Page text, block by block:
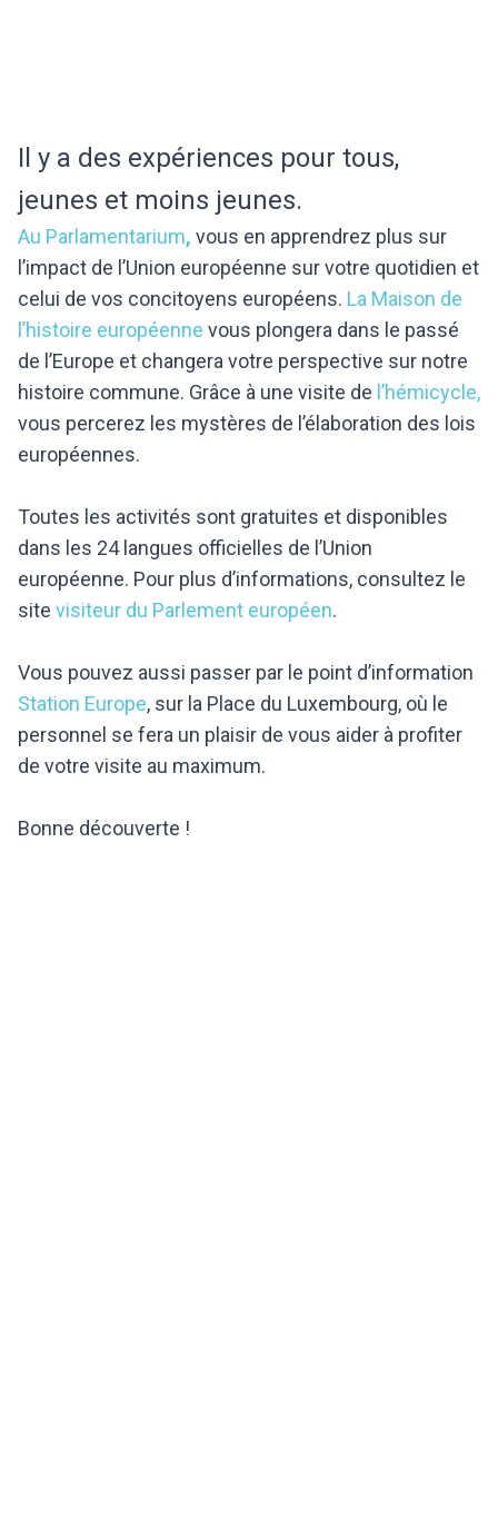
Il y a des expériences pour tous,
jeunes et moins jeunes.
Au Parlamentarium, vous en apprendrez plus sur
l’impact de l’Union européenne sur votre quotidien et
celui de vos concitoyens européens. La Maison de
l’histoire européenne vous plongera dans le passé
de l’Europe et changera votre perspective sur notre
histoire commune. Grâce à une visite de l’hémicycle,
vous percerez les mystères de l’élaboration des lois
européennes.
Toutes les activités sont gratuites et disponibles
dans les 24 langues officielles de l’Union
européenne. Pour plus d’informations, consultez le
site visiteur du Parlement européen.
Vous pouvez aussi passer par le point d’information
Station Europe, sur la Place du Luxembourg, où le
personnel se fera un plaisir de vous aider à profiter
de votre visite au maximum.
Bonne découverte !